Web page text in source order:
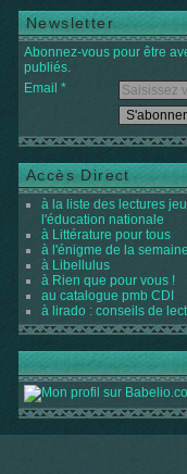
Newsletter
Abonnez-vous pour être
publiés.
Email
Accès Direct
à la liste des lectures
l'éducation nationale
à Littérature pour tous
à l'énigme de la semaine
à Libellulus
à Rien que pour vous !
au catalogue pmb CDI
à lirado : conseils de